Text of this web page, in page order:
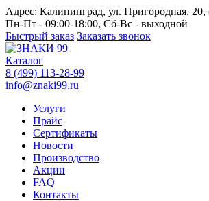
Адрес: Калининград, ул. Пригородная, 20,
Пн-Пт - 09:00-18:00, Сб-Вс - выходной
Быстрый заказ Заказать звонок
Каталог
8 (499) 113-28-99
info@znaki99.ru
Услуги
Прайс
Сертификаты
Новости
Производство
Акции
FAQ
Контакты